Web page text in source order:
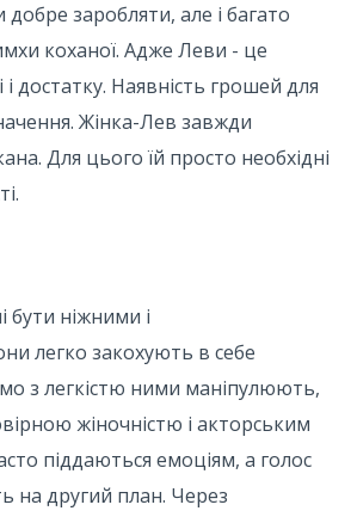
добре заробляти, але і багато
коханої. Адже Леви - це
достатку. Наявність грошей для
Жінка-Лев завжди
Для цього їй просто необхідні
бути ніжними і
легко закохують в себе
з легкістю ними маніпулюють,
жіночністю і акторським
піддаються емоціям, а голос
на другий план. Через